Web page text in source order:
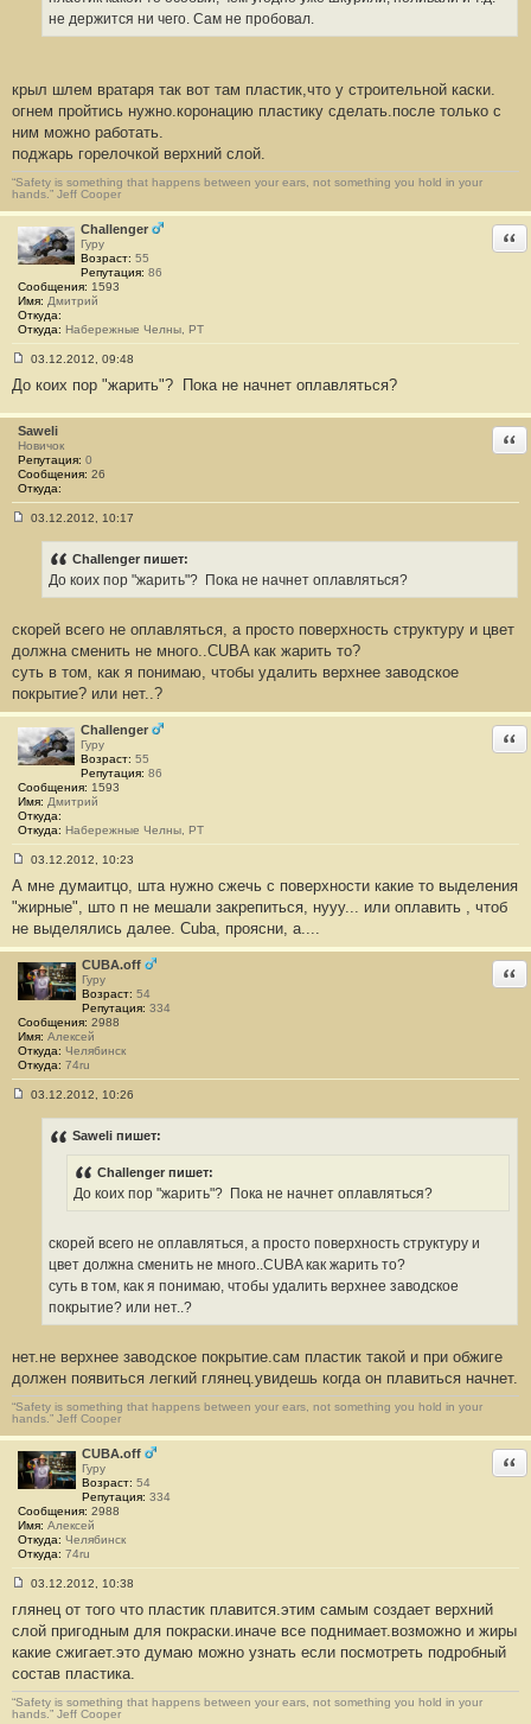
не держится ни чего. Сам не пробовал.
крыл шлем вратаря так вот там пластик,что у строительной каски.
огнем пройтись нужно.коронацию пластику сделать.после только с
ним можно работать.
поджарь горелочкой верхний слой.
“Safety is something that happens between your ears, not something you hold in your
hands.” Jeff Cooper
Challenger
Гуру
Возраст: 55
Репутация: 86
Сообщения: 1593
Имя: Дмитрий
Откуда:
Откуда: Набережные Челны, РТ
о
б
щ
е
и
е
03.12.2012, 09:48
До коих пор "жарить"? Пока не начнет оплавляться?
Saweli
Новичок
Репутация: 0
Сообщения: 26
Откуда:
и
#
3
03.12.2012, 10:17
Challenger пишет:
До коих пор "жарить"? Пока не начнет оплавляться?
скорей всего не оплавляться, а просто поверхность структуру и цвет
должна сменить не много..CUBA как жарить то?
суть в том, как я понимаю, чтобы удалить верхнее заводское
покрытие? или нет..?
Challenger
Гуру
Возраст: 55
Репутация: 86
Сообщения: 1593
Имя: Дмитрий
Откуда:
Откуда: Набережные Челны, РТ
о
б
щ
н
и
е
#
2
03.12.2012, 10:23
А мне думаитцо, шта нужно сжечь с поверхности какие то выделения
"жирные", што п не мешали закрепиться, нууу... или оплавить , чтоб
не выделялись далее. Cuba, проясни, а....
CUBA.off
Гуру
Возраст: 54
Репутация: 334
Сообщения: 2988
Имя: Алексей
Откуда: Челябинск
Откуда: 74ru
03.12.2012, 10:26
Saweli пишет:
Challenger пишет:
До коих пор "жарить"? Пока не начнет оплавляться?
скорей всего не оплавляться, а просто поверхность структуру и
цвет должна сменить не много..CUBA как жарить то?
суть в том, как я понимаю, чтобы удалить верхнее заводское
покрытие? или нет..?
нет.не верхнее заводское покрытие.сам пластик такой и при обжиге
должен появиться легкий глянец.увидешь когда он плавиться начнет.
“Safety is something that happens between your ears, not something you hold in your
hands.” Jeff Cooper
CUBA.off
Гуру
Возраст: 54
Репутация: 334
Сообщения: 2988
Имя: Алексей
Откуда: Челябинск
Откуда: 74ru
о
б
щ
н
и
е
03.12.2012, 10:38
глянец от того что пластик плавится.этим самым создает верхний
слой пригодным для покраски.иначе все поднимает.возможно и жиры
какие сжигает.это думаю можно узнать если посмотреть подробный
состав пластика.
“Safety is something that happens between your ears, not something you hold in your
hands.” Jeff Cooper